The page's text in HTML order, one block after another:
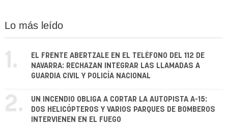
Lo más leído
1.
EL FRENTE ABERTZALE EN EL TELÉFONO DEL 112 DE
NAVARRA: RECHAZAN INTEGRAR LAS LLAMADAS A
GUARDIA CIVIL Y POLICÍA NACIONAL
2.
UN INCENDIO OBLIGA A CORTAR LA AUTOPISTA A-15:
DOS HELICÓPTEROS Y VARIOS PARQUES DE BOMBEROS
INTERVIENEN EN EL FUEGO